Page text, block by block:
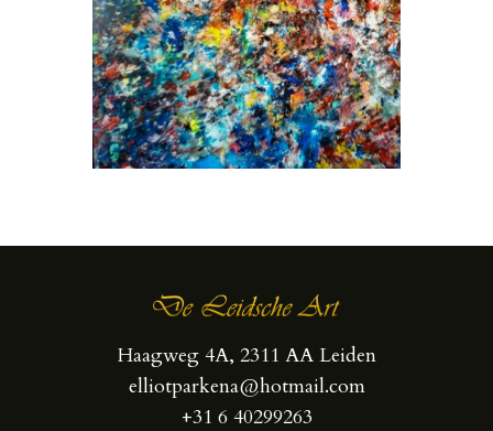
Haagweg 4A, 2311 AA Leiden
elliotparkena@hotmail.com
+31 6 40299263